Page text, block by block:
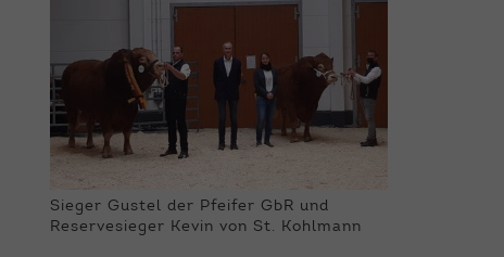
Sieger Gustel der Pfeifer GbR und
Reservesieger Kevin von St. Kohlmann